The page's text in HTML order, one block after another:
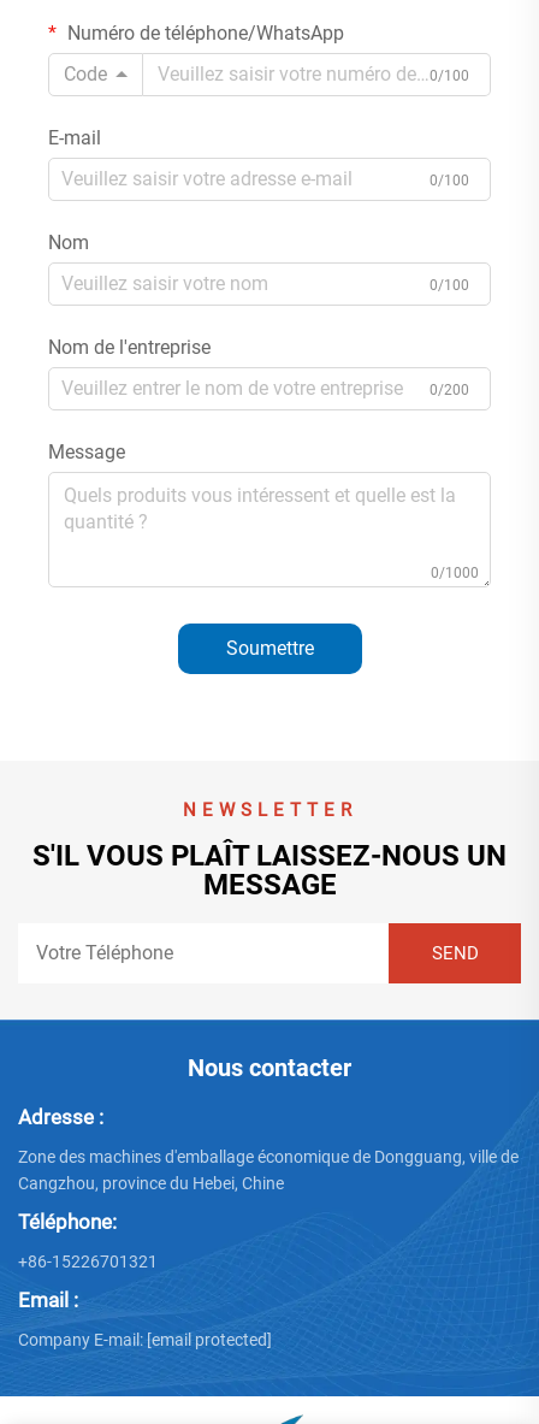
Numéro de téléphone/WhatsApp
Code
0/100
E-mail
0/100
Nom
0/100
Nom de l'entreprise
0/200
Message
0/1000
Soumettre
NEWSLETTER
S'IL VOUS PLAÎT LAISSEZ-NOUS UN
MESSAGE
Nous contacter
Adresse :
Zone des machines d'emballage économique de Dongguang, ville de
Cangzhou, province du Hebei, Chine
Téléphone:
+86-15226701321
Email :
Company E-mail: [email protected]